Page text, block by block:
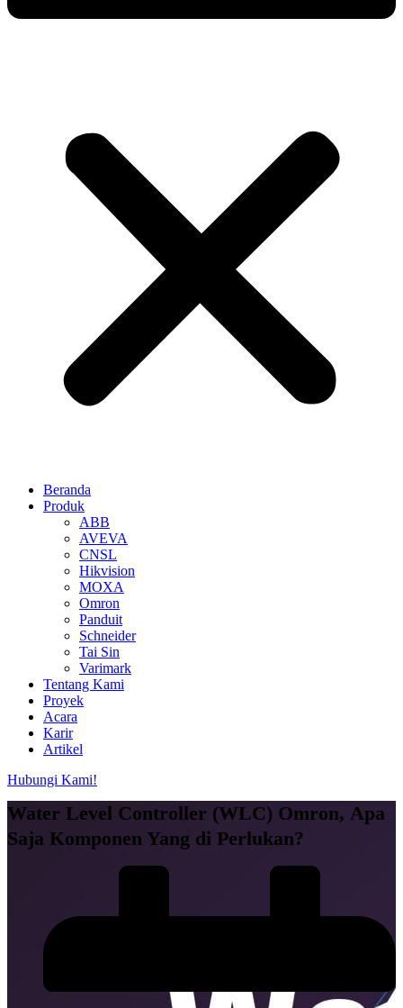
Beranda
Produk
ABB
AVEVA
CNSL
Hikvision
MOXA
Omron
Panduit
Schneider
Tai Sin
Varimark
Tentang Kami
Proyek
Acara
Karir
Artikel
Hubungi Kami!
Water Level Controller (WLC) Omron, Apa
Saja Komponen Yang di Perlukan?